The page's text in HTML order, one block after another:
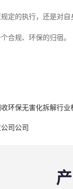
定的执行，还是对
合规、环保的归宿。
环保无害化拆解行业
司公司